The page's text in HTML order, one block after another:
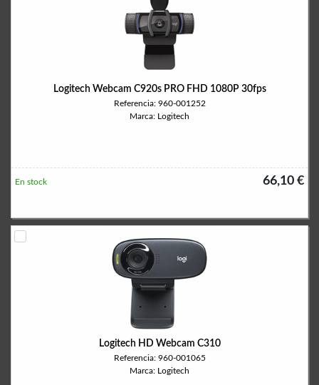
Logitech Webcam C920s PRO FHD 1080P 30fps
Referencia: 960-001252
Marca: Logitech
66,10 €
En stock
Logitech HD Webcam C310
Referencia: 960-001065
Marca: Logitech